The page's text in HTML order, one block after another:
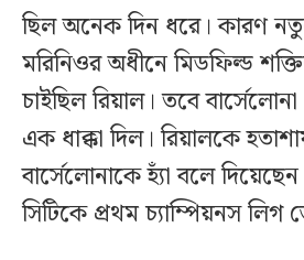
ছিল অনেক দিন ধরে। কারণ
মরিনিওর অধীনে মিডফিল্ড
চাইছিল রিয়াল। তবে
এক ধাক্কা দিল। রিয়ালকে
বার্সেলোনাকে হ্যাঁ বলে দিয়েছেন
সিটিকে প্রথম চ্যাম্পিয়নস লিগ